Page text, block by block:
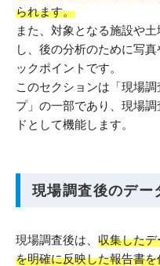
られます。
また、対象となる施設や
し、後の分析のために写
ックポイントです。
このセクションは「現場
プ」の一部であり、現場
ドとして機能します。
現場調査後のデー
現場調査後は、 収集した
を明確に反映した報告書